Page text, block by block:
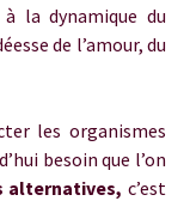
la dynamique du
de l’amour, du
les organismes
besoin que l’on
alternatives, c’est